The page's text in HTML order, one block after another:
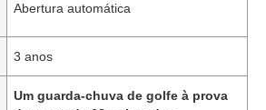
Abertura automática
3 anos
Um guarda-chuva de golfe à prova